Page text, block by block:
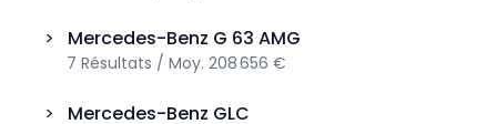
> Mercedes-Benz G 63 AMG
7 Résultats / Moy. 208 656 €
> Mercedes-Benz GLC